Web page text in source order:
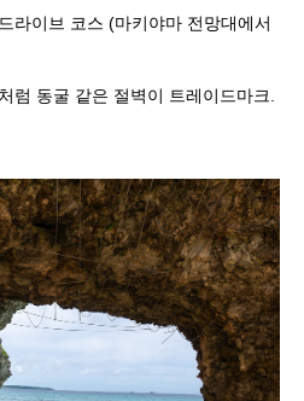
라이브 코스 (마키야마 전망대에서
럼 동굴 같은 절벽이 트레이드마크.